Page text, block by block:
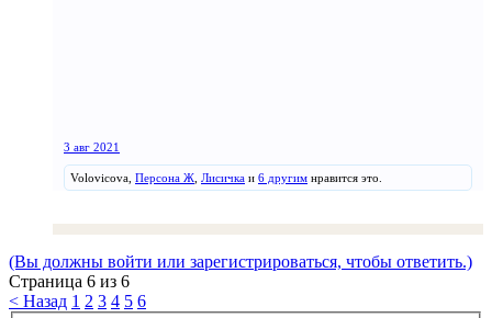
3 авг 2021
Volovicova Персона Ж Лисичка и 6 другим нравится это.
(Вы должны войти или зарегистрироваться, чтобы ответить.)
Страница 6 из 6
< Назад 1 2 3 4 5 6